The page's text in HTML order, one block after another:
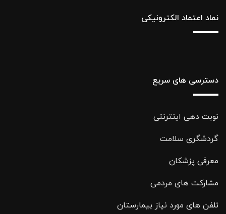
نماد اعتماد الکترونیکی
دسترسی های سریع
نوبت دهی اینترنتی
گردشگری سلامت
معرفی پزشکان
مشارکت های مردمی
تلفن های مورد نیاز بیمارستان